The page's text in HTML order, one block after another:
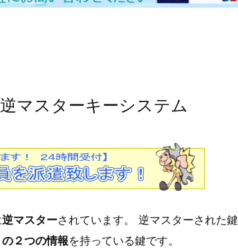
マスターキーシステム
逆マスターされています。 逆マスターされた鍵
２つの情報を持っている鍵です。